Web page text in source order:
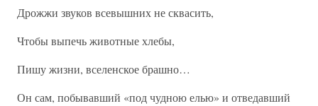
Дрожжи звуков всевышних не сквасить,
Чтобы выпечь животные хлебы,
Пишу жизни, вселенское брашно…
Он сам, побывавший «под чудною елью» и отведавший